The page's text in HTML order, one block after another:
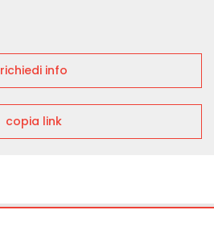
richiedi info
copia link